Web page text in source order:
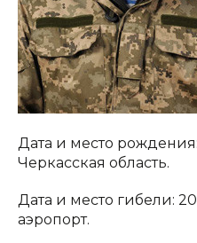
Дата и место
Черкасская область.
Дата и место гибели:
аэропорт.